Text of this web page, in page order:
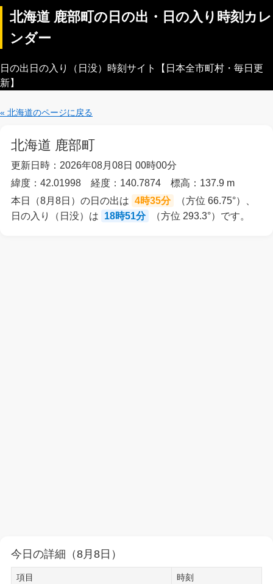
北海道 鹿部町の日の出・日の入り時刻カレ
ンダー
日の出日の入り（日没）時刻サイト【日本全市町村・毎日更
新】
« 北海道のページに戻る
北海道 鹿部町
更新日時：2026年08月08日 00時00分
緯度：42.01998 経度：140.7874 標高：137.9 m
本日（8月8日）の日の出は 4時35分
（方位 66.75°）、
日の入り（日没）は
18時51分 （方位 293.3°）です。
今日の詳細（8月8日）
項目 時刻